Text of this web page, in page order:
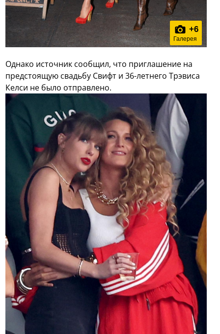
+6
Галерея
Однако источник сообщил, что приглашение на
предстоящую свадьбу Свифт и 36-летнего Трэвиса
Келси не было отправлено.